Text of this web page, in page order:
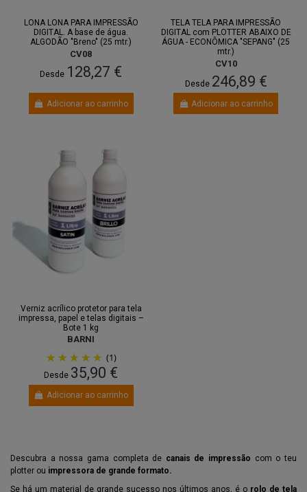
LONA LONA PARA IMPRESSÃO
DIGITAL. A base de água.
ALGODÃO "Breno" (25 mtr.)
CV08
Desde 128,27 €
Adicionar ao carrinho
TELA TELA PARA IMPRESSÃO
DIGITAL com PLOTTER ABAIXO DE
ÁGUA - ECONÔMICA "SEPANG" (25
mtr.)
CV10
Desde 246,89 €
Adicionar ao carrinho
Verniz acrílico protetor para tela
impressa, papel e telas digitais –
Bote 1 kg
BARNI
(1)
Desde 35,90 €
Adicionar ao carrinho
Descubra a nossa gama completa de canais de impressão com o teu
plotter ou impressora de grande formato.
Se há um material de grande sucesso nos últimos anos, é o rolo de tela